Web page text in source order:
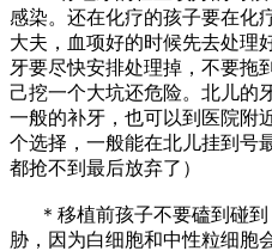
感染。还在化疗的孩子要在化
大夫，血项好的时候先去处理
牙要尽快安排处理掉，不要拖
己挖一个大坑还危险。北儿的
一般的补牙，也可以到医院附
个选择，一般能在北儿挂到号
都抢不到最后放弃了）
＊移植前孩子不要磕到碰到
胁，因为白细胞和中性粒细胞